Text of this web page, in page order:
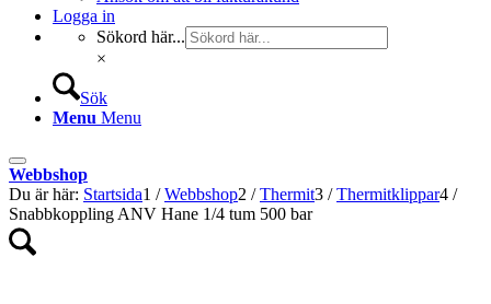
Logga in
Sökord här...
×
Sök
Menu Menu
Webbshop
Du är här: Startsida1 / Webbshop2 / Thermit3 / Thermitklippar4 /
Snabbkoppling ANV Hane 1/4 tum 500 bar